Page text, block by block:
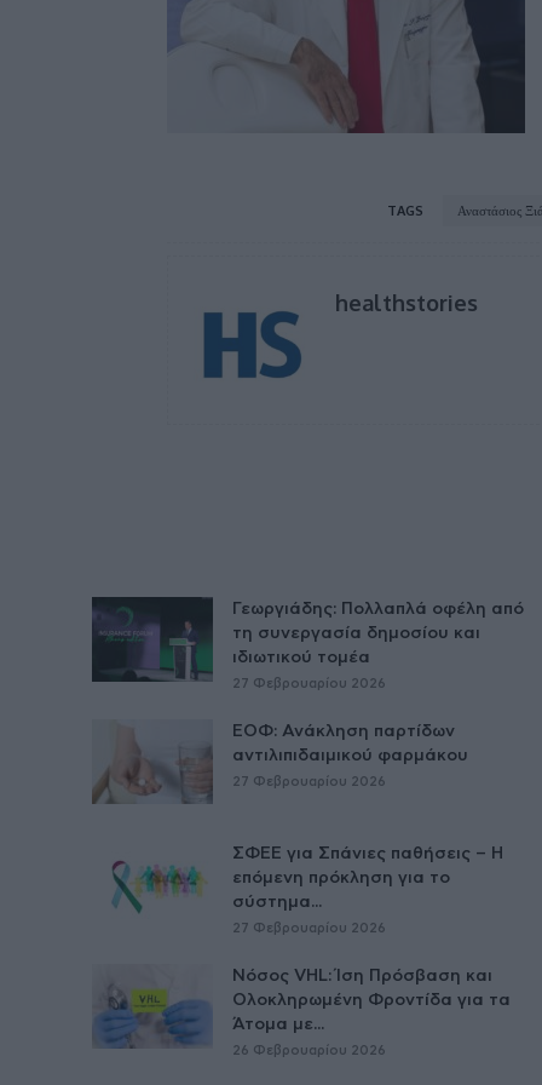
TAGS Αναστάσιος
healthstories
Γεωργιάδης: Πολλαπλά οφέλη από
τη συνεργασία δημοσίου και
ιδιωτικού τομέα
27 Φεβρουαρίου 2026
ΕΟΦ: Ανάκληση παρτίδων
αντιλιπιδαιμικού φαρμάκου
27 Φεβρουαρίου 2026
ΣΦΕΕ για Σπάνιες παθήσεις – Η
επόμενη πρόκληση για το
σύστημα...
27 Φεβρουαρίου 2026
Νόσος VHL: Ίση Πρόσβαση και
Ολοκληρωμένη Φροντίδα για τα
Άτομα με...
26 Φεβρουαρίου 2026